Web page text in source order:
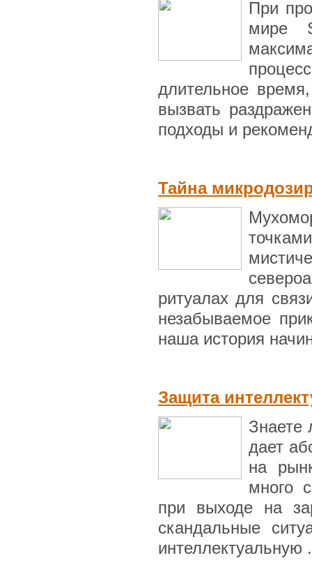
При
мире
длительное
вызвать
подходы и
Тайна
ритуалах для
незабываемое
наша история
Защита
Знаете
дает
на
много
при выходе на
скандальные
интеллектуальную